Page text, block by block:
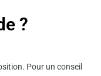
?
Pour un conseil